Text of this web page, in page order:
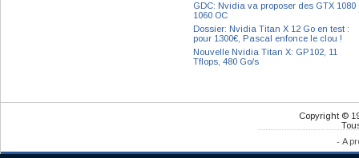
GDC: Nvidia va proposer des GTX 1080
1060 OC
Dossier: Nvidia Titan X 12 Go en test :
pour 1300€, Pascal enfonce le clou !
Nouvelle Nvidia Titan X: GP102, 11
Tflops, 480 Go/s
Copyright ©
- A